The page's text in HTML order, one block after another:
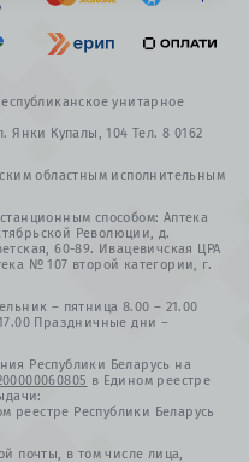
унитарное
Янки Купалы, 104 Тел. 8 0162
областным исполнительным
способом: Аптека
Революции, д.
60-89. Ивацевичская ЦРА
№ 107 второй категории, г.
– пятница 8.00 – 21.00
Праздничные дни –
Республики Беларусь на
в Едином реестре
реестре Республики Беларусь
почты, в том числе лица,